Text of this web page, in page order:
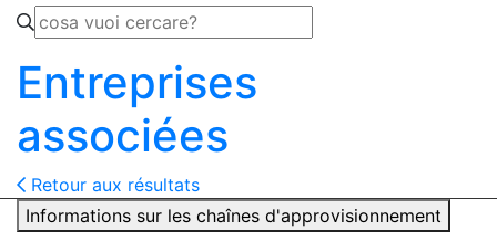
Entreprises
associées
Retour aux résultats
Informations sur les chaînes d'approvisionnement